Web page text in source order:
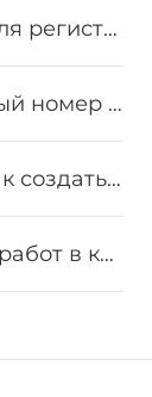
Что делать, если данные для регистрации отправлены, но письмо с подтверждающей ссылкой не пришло?
Могу я изменить контактный номер и личную информацию, указанные при регистрации?
Мы - бригада мастеров. Как создать несколько страниц мастеров в одном профиле?
Как поместить фото своих работ в каталог?